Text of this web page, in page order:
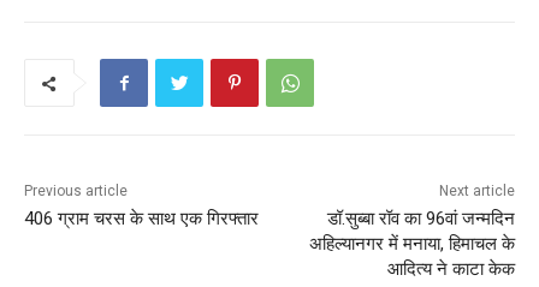
Previous article
406 ग्राम चरस के साथ एक गिरफ्तार
Next article
डॉ.सुब्बा रॉव का 96वां जन्मदिन
अहिल्यानगर में मनाया, हिमाचल के
आदित्य ने काटा केक